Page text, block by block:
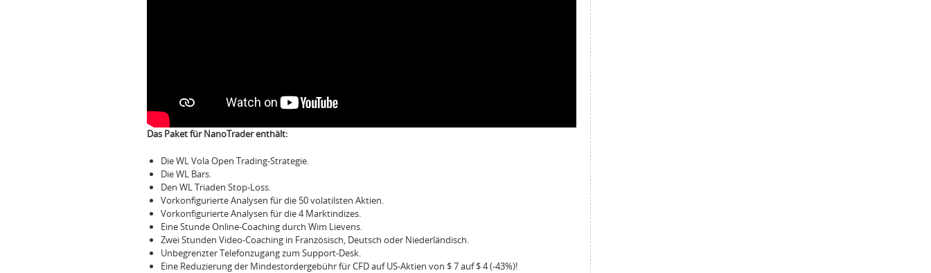
Das Paket für NanoTrader enthält:
Die WL Vola Open Trading-Strategie.
Die WL Bars.
Den WL Triaden Stop-Loss.
Vorkonfigurierte Analysen für die 50 volatilsten Aktien.
Vorkonfigurierte Analysen für die 4 Marktindizes.
Eine Stunde Online-Coaching durch Wim Lievens.
Zwei Stunden Video-Coaching in Französisch, Deutsch oder Niederländisch.
Unbegrenzter Telefonzugang zum Support-Desk.
Eine Reduzierung der Mindestordergebühr für CFD auf US-Aktien von $ 7 auf $ 4 (-43%)!